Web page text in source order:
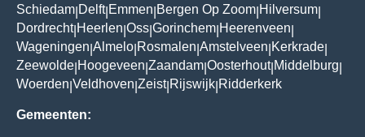
Schiedam Delft| Emmen Bergen Op Zoom Hilversum
Dordrecht| Heerlen Oss Gorinchem Heerenveen
Wageningen Almelo Rosmalen Amstelveen Kerkrade
Zeewolde Hoogeveen Zaandam Oosterhout| Middelburg
Woerden Veldhoven Zeist| Rijswijk Ridderkerk
Gemeenten: